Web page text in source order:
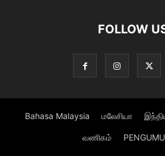
FOLLOW
Bahasa Malaysia மலேசியா
வணிகம்